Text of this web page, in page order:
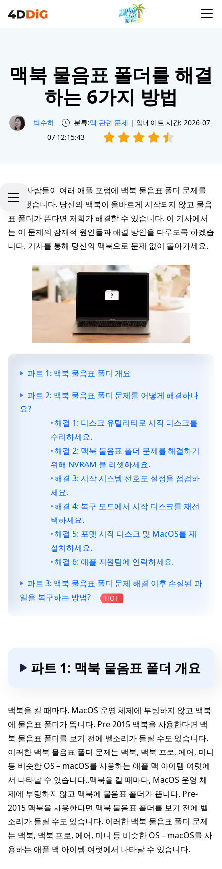
맥북 물음표 폴더를 해결
하는 6가지 방법
박수하 분류:맥 관련 문제 | 업데이트 시간: 2026-07-
07 12:15:43
많은 사람들이 여러 애플 포럼에 맥북 물음표 폴더 문제를
보고했습니다. 당신의 맥북이 올바르게 시작되지 않고 물음
표 폴더가 뜬다면 저희가 해결할 수 있습니다. 이 기사에서
는 이 문제의 잠재적 원인들과 해결 방안을 다루도록 하겠습
니다. 기사를 통해 당신의 맥북으로 문제 없이 돌아가세요.
파트 1: 맥북 물음표 폴더 개요
파트 2: 맥북 물음표 폴더 문제를 어떻게 해결하나
요?
해결 1: 디스크 유틸리티로 시작 디스크를
수리하세요.
해결 2: 맥북 물음표 폴더 문제를 해결하기
위해 NVRAM 을 리셋하세요.
해결 3: 시작 시스템 선호도 설정을 점검하
세요.
해결 4: 복구 모드에서 시작 디스크를 재선
택하세요.
해결 5: 포맷 시작 디스크 및 MacOS를 재
설치하세요.
해결 6: 애플 지원팀에 연락하세요.
파트 3: 맥북 물음표 폴더 문제 해결 이후 손실된 파
일을 복구하는 방법?
HOT
파트 1: 맥북 물음표 폴더 개요
맥북을 킬 때마다, MacOS 운영 체제에 부팅하지 않고 맥북
에 물음표 폴더가 뜹니다. Pre-2015 맥북을 사용한다면 맥
북 물음표 폴더를 보기 전에 벨소리가 들릴 수도 있습니다.
이러한 맥북 물음표 폴더 문제는 맥북, 맥북 프로, 에어, 미니
등 비슷한 OS – macOS를 사용하는 애플 맥 아이템 여럿에
서 나타날 수 있습니다..맥북을 킬 때마다, MacOS 운영 체
제에 부팅하지 않고 맥북에 물음표 폴더가 뜹니다. Pre-
2015 맥북을 사용한다면 맥북 물음표 폴더를 보기 전에 벨
소리가 들릴 수도 있습니다. 이러한 맥북 물음표 폴더 문제
는 맥북, 맥북 프로, 에어, 미니 등 비슷한 OS – macOS를 사
용하는 애플 맥 아이템 여럿에서 나타날 수 있습니다.